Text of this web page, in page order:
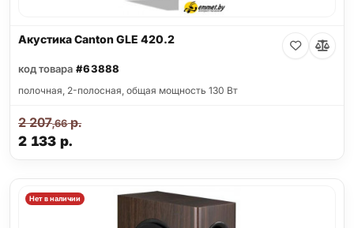
Акустика Canton GLE 420.2
код товара #63888
полочная, 2-полосная, общая мощность 130 Вт
2 133 р.
2 207,66р.
Нет в наличии